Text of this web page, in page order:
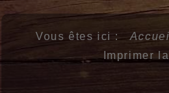
Vous êtes ici :
Imprimer